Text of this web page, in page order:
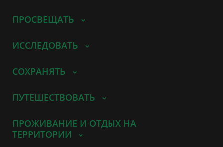
ПРОСВЕЩАТЬ
ИССЛЕДОВАТЬ
СОХРАНЯТЬ
ПУТЕШЕСТВОВАТЬ
ПРОЖИВАНИЕ И ОТДЫХ НА
ТЕРРИТОРИИ